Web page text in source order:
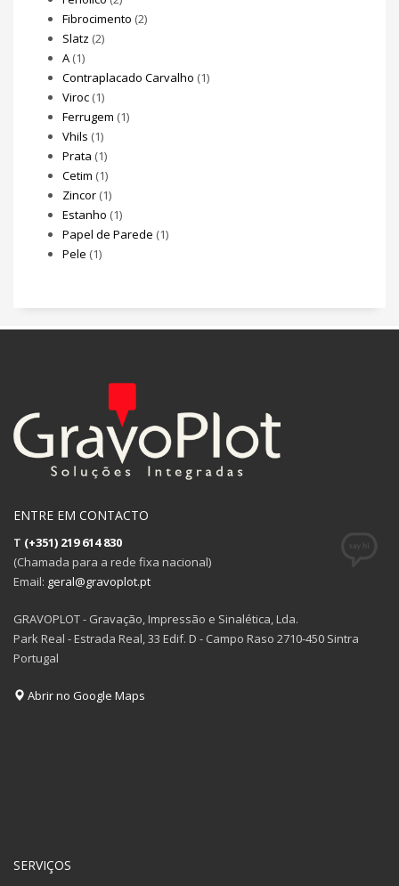
Fibrocimento (2)
Slatz (2)
A (1)
Contraplacado Carvalho (1)
Viroc (1)
Ferrugem (1)
Vhils (1)
Prata (1)
Cetim (1)
Zincor (1)
Estanho (1)
Papel de Parede (1)
Pele (1)
ENTRE EM CONTACTO
T (+351) 219 614 830
(Chamada para a rede fixa nacional)
Email: geral@gravoplot.pt
GRAVOPLOT - Gravação, Impressão e Sinalética, Lda.
Park Real - Estrada Real, 33 Edif. D - Campo Raso 2710-450 Sintra
Portugal
Abrir no Google Maps
SERVIÇOS